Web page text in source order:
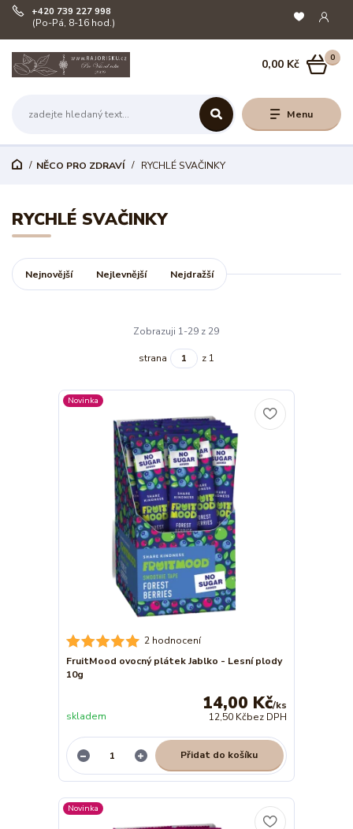
Menu
+420 739 227 998
(Po-Pá, 8-16 hod.)
0
0,00 Kč
NĚCO PRO ZDRAVÍ RYCHLÉ SVAČINKY
RYCHLÉ SVAČINKY
Nejnovější Nejlevnější Nejdražší
Zobrazuji 1-29 z 29
strana z 1
Novinka
2 hodnocení
FruitMood ovocný plátek Jablko - Lesní plody
10g
14,00 Kč/ks
12,50 Kčbez DPH
skladem
Přidat do košíku
Novinka